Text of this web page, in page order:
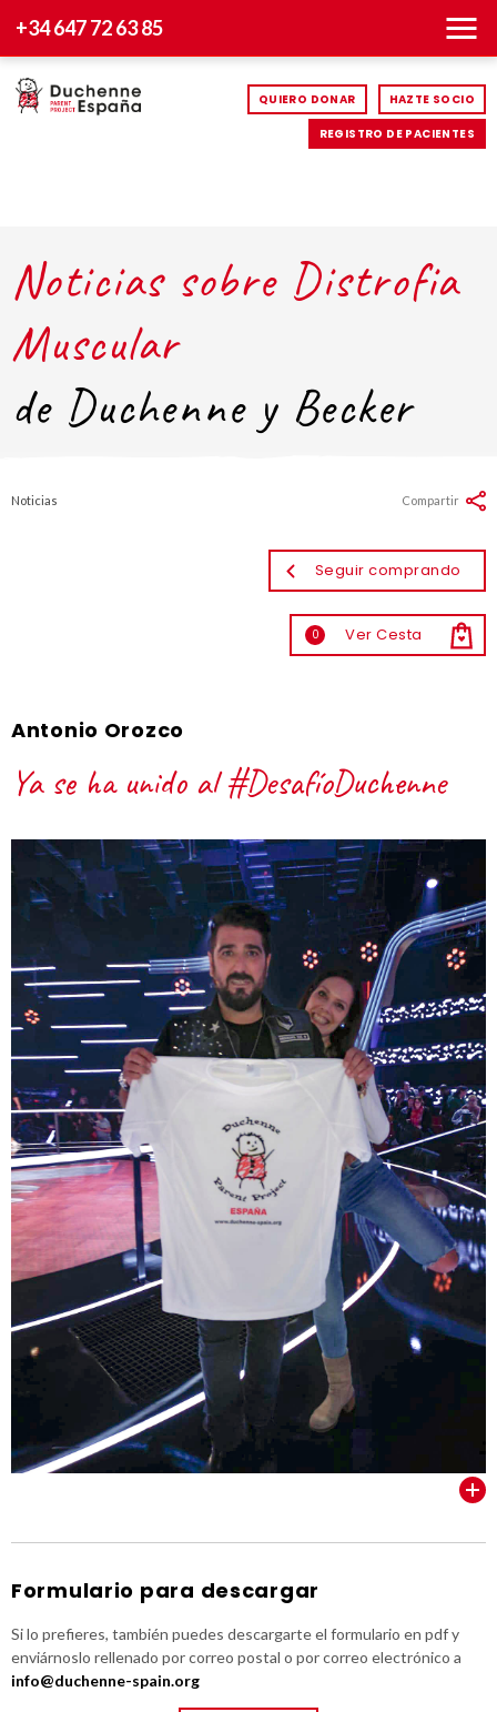
+34 647 72 63 85
QUIERO DONAR HAZTE SOCIO
REGISTRO DE PACIENTES
Noticias sobre Distrofia
Muscular
de Duchenne y Becker
Noticias
Seguir comprando
0 Ver Cesta
Compartir
Antonio Orozco
Ya se ha unido al #DesafíoDuchenne
Formulario para descargar
Si lo prefieres, también puedes descargarte el formulario en pdf y
enviárnoslo rellenado por correo postal o por correo electrónico a
info@duchenne-spain.org